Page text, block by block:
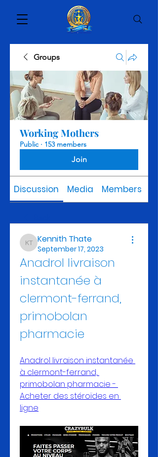
Groups
Working Mothers
Public · 153 members
Join
Discussion Media Members
Kennith Thate
Kennith Thate
September 17, 2023
Anadrol livraison
instantanée à
clermont-ferrand,
primobolan
pharmacie
Anadrol livraison instantanée
à clermont-ferrand,
primobolan pharmacie -
Acheter des stéroïdes en
ligne